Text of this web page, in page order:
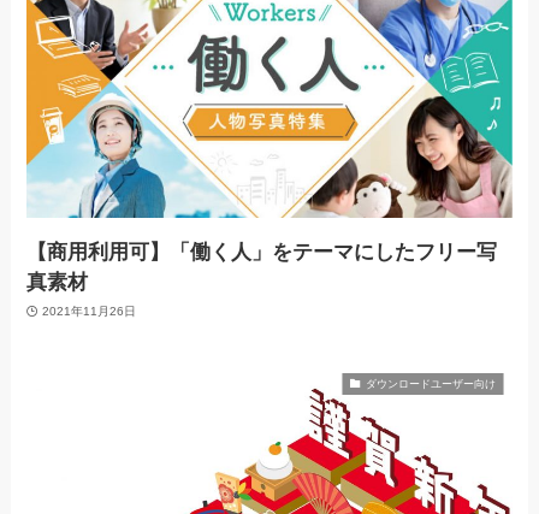
【商用利用可】「働く人」をテーマにしたフリー写
真素材
2021年11月26日
ダウンロードユーザー向け